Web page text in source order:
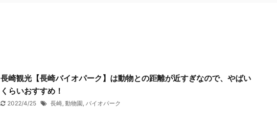
長崎観光【長崎バイオパーク】は動物との距離が近すぎなので、やばい
くらいおすすめ！
2022/4/25 長崎, 動物園, バイオパーク